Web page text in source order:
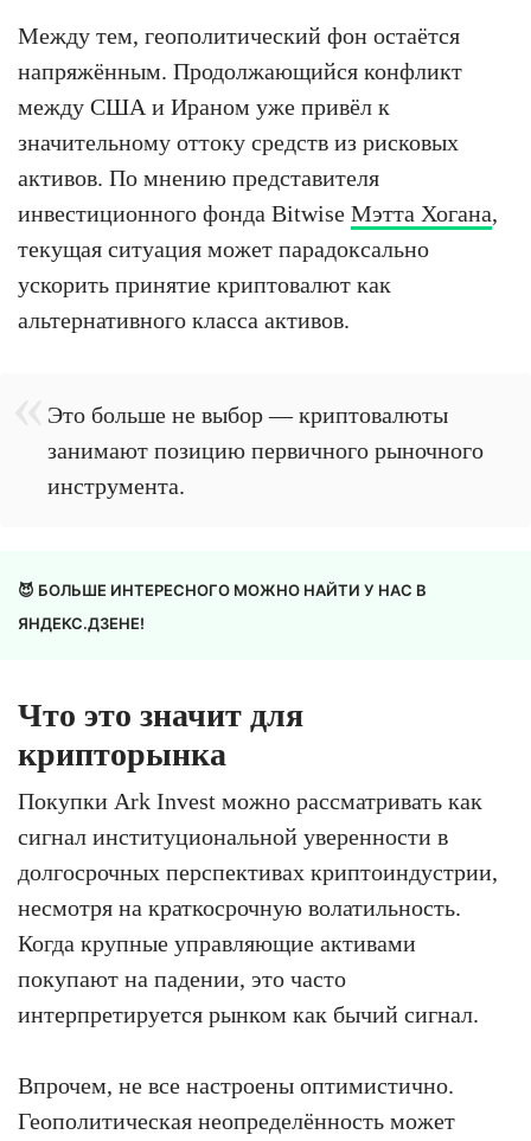
Между тем, геополитический фон остаётся
напряжённым. Продолжающийся конфликт
между США и Ираном уже привёл к
значительному оттоку средств из рисковых
активов. По мнению представителя
инвестиционного фонда Bitwise Мэтта Хогана,
текущая ситуация может парадоксально
ускорить принятие криптовалют как
альтернативного класса активов.
Это больше не выбор — криптовалюты
занимают позицию первичного рыночного
инструмента.
😈 БОЛЬШЕ ИНТЕРЕСНОГО МОЖНО НАЙТИ У НАС В
ЯНДЕКС.ДЗЕНЕ!
Что это значит для
крипторынка
Покупки Ark Invest можно рассматривать как
сигнал институциональной уверенности в
долгосрочных перспективах криптоиндустрии,
несмотря на краткосрочную волатильность.
Когда крупные управляющие активами
покупают на падении, это часто
интерпретируется рынком как бычий сигнал.
Впрочем, не все настроены оптимистично.
Геополитическая неопределённость может